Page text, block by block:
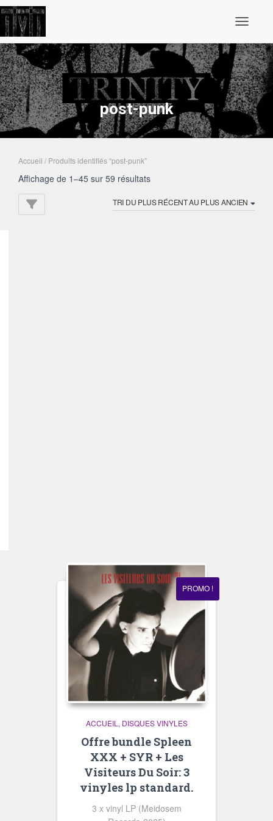
post-punk
Accueil / Produits identifiés “post-punk”
Affichage de 1–45 sur 59 résultatsTrié
plus
récent
PROMO !
ACCUEIL DISQUES VINYLES
Offre bundle Spleen
XXX + SYR + Les
Visiteurs Du Soir: 3
vinyles lp standard.
3 x vinyl LP (Meidosem